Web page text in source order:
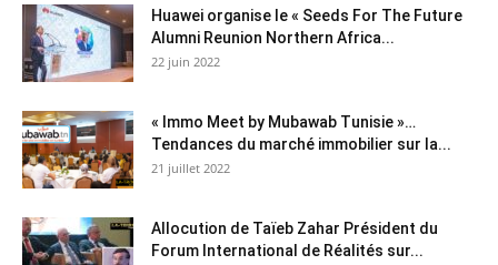
Huawei organise le « Seeds For The Future
Alumni Reunion Northern Africa...
22 juin 2022
« Immo Meet by Mubawab Tunisie »…
Tendances du marché immobilier sur la...
21 juillet 2022
Allocution de Taïeb Zahar Président du
Forum International de Réalités sur...